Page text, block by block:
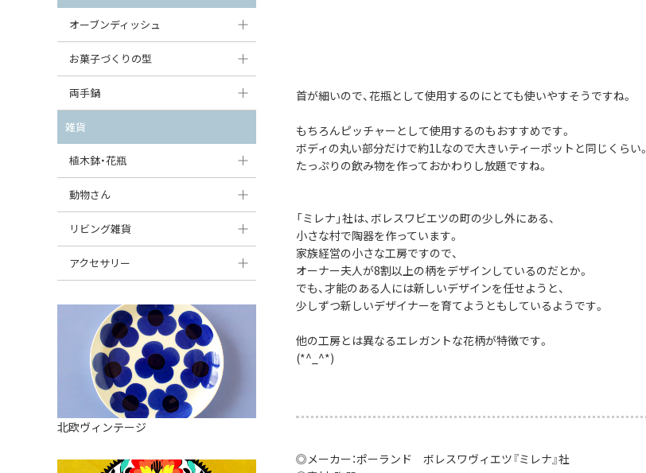
首が細いので、花瓶として使用するのにとても使いやすそうですね。
もちろんピッチャーとして使用するのもおすすめです。
ボディの丸い部分だけで約1Lなので大きいティーポットと同じくらい。
たっぷりの飲み物を作っておかわりし放題ですね。
「ミレナ」社は、ボレスワビエツの町の少し外にある、
小さな村で陶器を作っています。
家族経営の小さな工房ですので、
オーナー夫人が8割以上の柄をデザインしているのだとか。
でも、才能のある人には新しいデザインを任せようと、
少しずつ新しいデザイナーを育てようともしているようです。
他の工房とは異なるエレガントな花柄が特徴です。
(*^_^*)
◎メーカー：ポーランド ボレスワヴィエツ『ミレナ』社
ダルマプレート
たまご型プレート
ハート型プレート
変形プレート
分割ディッシュ
すべて見る
オーバルボウル
ハートボウル
葉っぱ型ボウル
りんご型ボウル
いちご型ボウル
星型ボウル
スープカップ
そば猪口・フリーカップ
ココット
薬味入れ
ミキシングボウル
すべて見る
ガーリックポット
オニオンキャニスター
ガーリックキャニスター
チーズケース
バターディッシュ
六角形ポット
ボトル
すべて見る
すべて見る
グレイヴィーボート
エッグカップ
ケーキスタンド
カトラリー
はしおき・カトラリーレスト
オーブンディッシュ
大型（24cm〜）
中型（18〜24cm）
スクエアオーブンディッシュ
オーバルオーブンディッシュ
すべて見る
お菓子づくりの型
パウンド型
マフィン型
すべて見る
両手鍋
チュリーン
キャセロール
すべて見る
雑貨
植木鉢・花瓶
植木鉢
花瓶
動物さん
フィギュア・置物
貯金箱
オーナメント
クリーマー
リビング雑貨
スツール
バス・洗面用品
家具小物
小物入れ
アロマポット
アクセサリー
ペンダントトップ
すべて見る
北欧ヴィンテージ